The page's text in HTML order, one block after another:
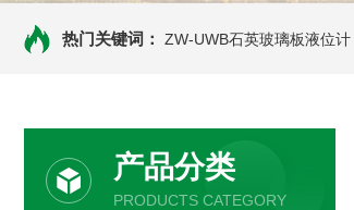
热门关键词： ZW-UWB石英玻璃板液位计
产品分类
PRODUCTS CATEGORY